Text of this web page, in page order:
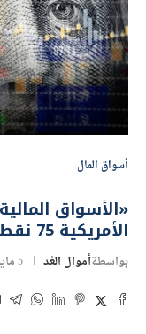
أسواق المال
«الأسواق
الأمريكية 75 نقطة أساس في يونيو المقبل
بواسطةأموال الغد 5 مايو 2022 | 9:15 م